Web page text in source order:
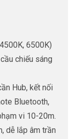
6500K)
chiếu sáng
Hub, kết nối
Bluetooth,
vi 10-20m.
dễ lắp âm trần